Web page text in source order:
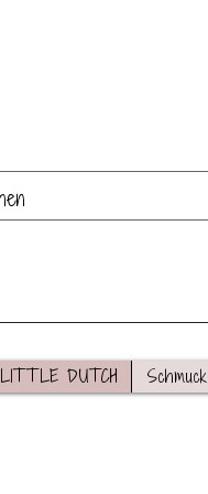
LITTLE DUTCH Schmuck